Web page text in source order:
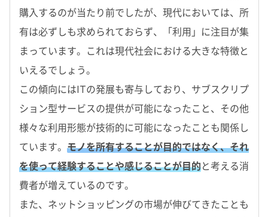
購入するのが当たり前でしたが、現代においては、所
有は必ずしも求められておらず、「利用」に注目が集
まっています。これは現代社会における大きな特徴と
いえるでしょう。
この傾向にはITの発展も寄与しており、サブスクリプ
ション型サービスの提供が可能になったこと、その他
様々な利用形態が技術的に可能になったことも関係し
ています。 モノを所有することが目的ではなく、それ
を使って経験することや感じることが目的と考える消
費者が増えているのです。
また、ネットショッピングの市場が伸びてきたことも